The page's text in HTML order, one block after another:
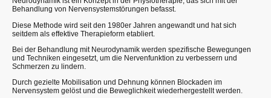
Behandlung von Nervensystemstörungen befasst.
Diese Methode wird seit den 1980er Jahren angewandt und hat sich
seitdem als effektive Therapieform etabliert.
Bei der Behandlung mit Neurodynamik werden spezifische Bewegungen
und Techniken eingesetzt, um die Nervenfunktion zu verbessern und
Schmerzen zu lindern.
Durch gezielte Mobilisation und Dehnung können Blockaden im
Nervensystem gelöst und die Beweglichkeit wiederhergestellt werden.